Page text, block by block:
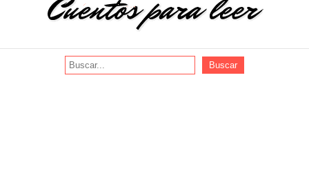
Buscar